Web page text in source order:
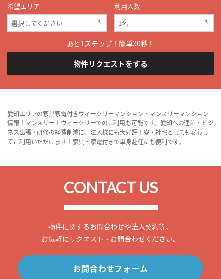
希望エリア
利用人数
あと1ステップ！簡単30秒！
物件リクエストをする
愛知エリアの家具家電付きウィークリーマンション・マンスリーマンション
情報！マンスリー＋ウィークリーでのご利用も可能です。愛知への連泊・ビジ
ネス出張・研修の経費削減に、法人様にも大好評！寮・社宅としても安心し
てご利用いただけます！家具・家電付きで単身赴任にも便利です。
CONTACT US
物件に関するお問合わせや法人契約等、
お気軽にリクエスト・お問合わせください。
お問合わせフォーム